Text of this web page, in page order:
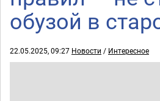
обузой в
22.05.2025, 09:27 Новости / Интересное